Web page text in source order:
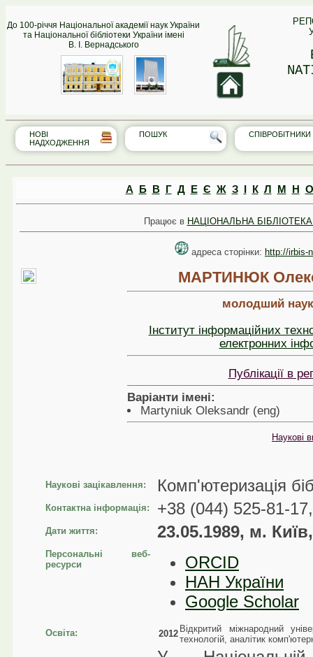
До 100-річчя Національної академії наук України
та Національної бібліотеки України імені
В. І. Вернадського
НОВІ
НАДХОДЖЕННЯ
ПОШУК СПІВРО‎БІТНИКИ
А Б В Г Д Е Є Ж З К Л М Н О
Працює в НАЦІОНАЛЬНА
адреса сторінки: http://irbis-
МАРТИНЮК
молодший
Інститут інформаційних
електронних
Публікації в
Варіанти імені:
Martyniuk Oleksandr (eng)
Наукові
Наукові зацікавлення: Комп'ютеризація
Контактна інформація: +38 (044) 525-81-
Дати життя: 23.05.1989, м.
Персональні веб-
ресурси
ORCID
НАН України
Google Scholar
Освіта: 2012 Відкритий міжнародний
технологій, аналітик